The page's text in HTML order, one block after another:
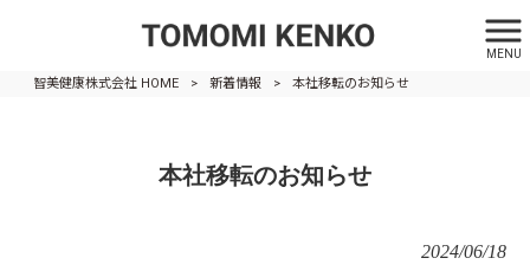
MENU
智美健康株式会社 HOME > 新着情報 > 本社移転のお知らせ
本社移転のお知らせ
2024/06/18